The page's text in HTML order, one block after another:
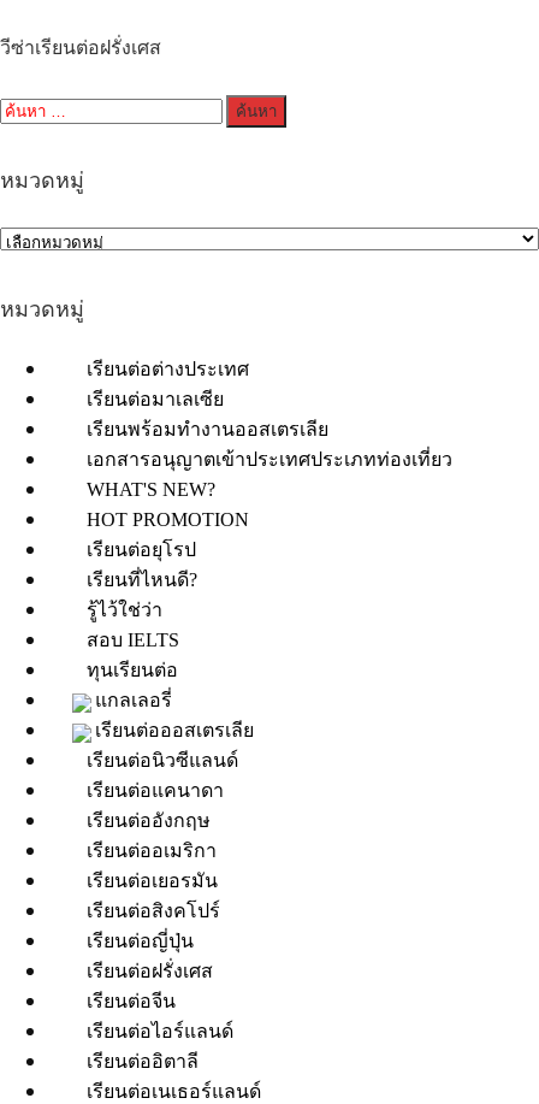
วีซ่าเรียนต่อฝรั่งเศส
ค้นหา
หมวดหมู่
หมวดหมู่
เรียนต่อต่างประเทศ
เรียนต่อมาเลเซีย
เรียนพร้อมทำงานออสเตรเลีย
เอกสารอนุญาตเข้าประเทศประเภทท่องเที่ยว
WHAT'S NEW?
HOT PROMOTION
เรียนต่อยุโรป
เรียนที่ไหนดี?
รู้ไว้ใช่ว่า
สอบ IELTS
ทุนเรียนต่อ
แกลเลอรี่
เรียนต่อออสเตรเลีย
เรียนต่อนิวซีแลนด์
เรียนต่อแคนาดา
เรียนต่ออังกฤษ
เรียนต่ออเมริกา
เรียนต่อเยอรมัน
เรียนต่อสิงคโปร์
เรียนต่อญี่ปุ่น
เรียนต่อฝรั่งเศส
เรียนต่อจีน
เรียนต่อไอร์แลนด์
เรียนต่ออิตาลี
เรียนต่อเนเธอร์แลนด์